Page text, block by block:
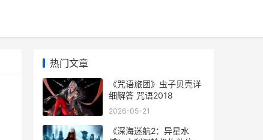
热门文章
《咒语旅团》虫子贝壳详
细解答 咒语2018
2026-05-21
《深海迷航2：异星水